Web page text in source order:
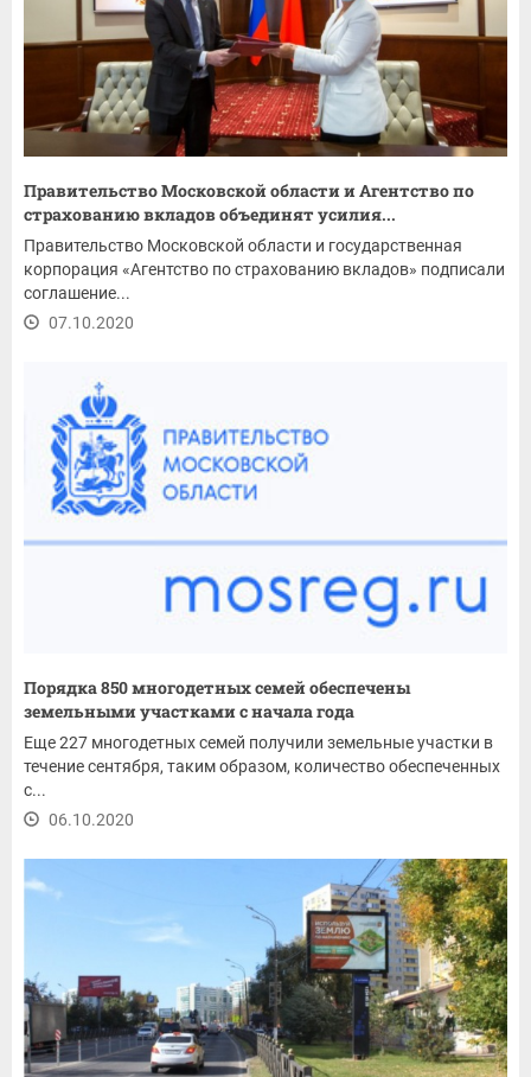
Правительство Московской области и Агентство по
страхованию вкладов объединят усилия...
Правительство Московской области и государственная
корпорация «Агентство по страхованию вкладов» подписали
соглашение...
07.10.2020
Порядка 850 многодетных семей обеспечены
земельными участками с начала года
Еще 227 многодетных семей получили земельные участки в
течение сентября, таким образом, количество обеспеченных
с...
06.10.2020